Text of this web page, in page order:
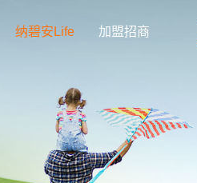
纳碧安Life 加盟招商